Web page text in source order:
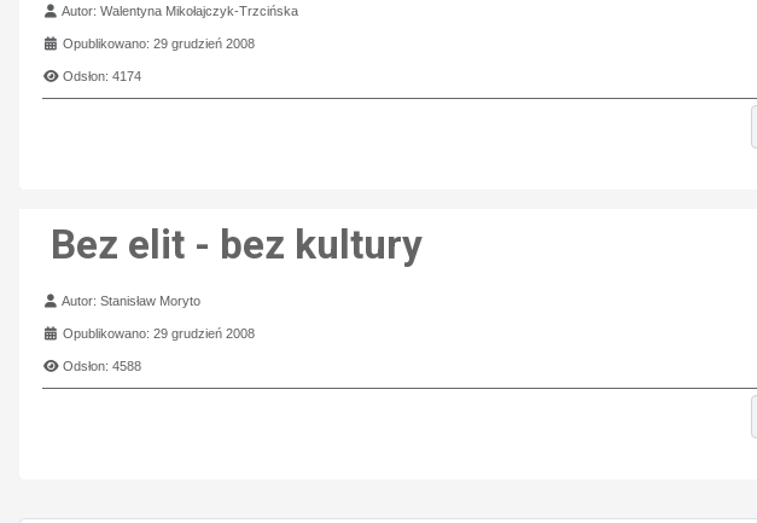
Szczegóły
Autor:Walentyna Mikołajczyk-Trzcińska
Opublikowano: 29 grudzień 2008
Odsłon: 4174
Bez elit - bez kultury
Szczegóły
Autor:Stanisław Moryto
Opublikowano: 29 grudzień 2008
Odsłon: 4588